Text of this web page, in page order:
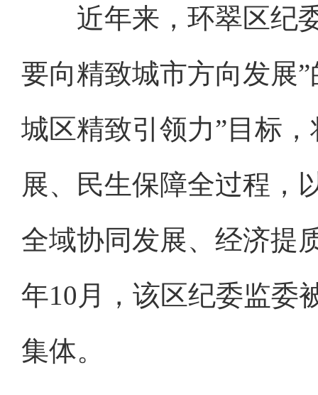
近年来，环翠区纪委
要向精致城市方向发展
城区精致引领力”目标
展、民生保障全过程，
全域协同发展、经济提
年10月，该区纪委监委
集体。